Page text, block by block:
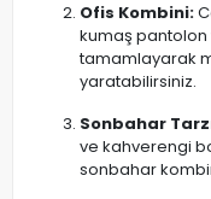
Ofis Kombini:
kumaş pantolon
tamamlayarak
yaratabilirsiniz.
Sonbahar
ve kahverengi
sonbahar